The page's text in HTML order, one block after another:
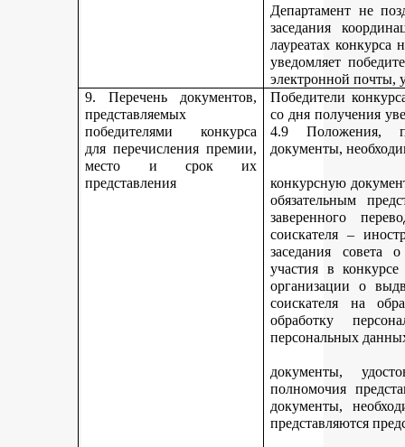
Департамент не
заседания
лауреатах
уведомляет
электронной почты,
9. Перечень документов,
представляемых
победителями конкурса
для перечисления премии,
место и срок их
представления
Победители
со дня получения
4.9 Положения,
документы,
конкурсную
обязательным
заверенного
соискателя –
заседания совета
участия в
организации о
соискателя на
обработку
персональных
документы,
полномочия
документы,
представляются